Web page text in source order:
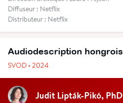
Diffuseur : Netflix
Distributeur : Netflix
Audiodescription hongrois
SVOD • 2024
Judit Lipták-Pikó, PhD